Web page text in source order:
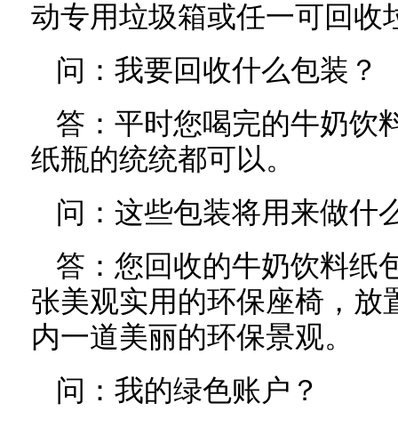
动专用垃圾箱或任一可回收
问：我要回收什么包装？
答：平时您喝完的牛奶饮
纸瓶的统统都可以。
问：这些包装将用来做什
答：您回收的牛奶饮料纸
张美观实用的环保座椅，放
内一道美丽的环保景观。
问：我的绿色账户？